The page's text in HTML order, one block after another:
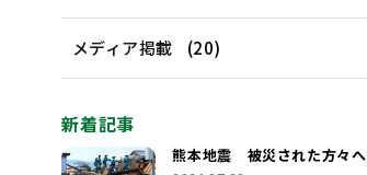
メディア掲載 (20)
新着記事
熊本地震 被災された方々へ